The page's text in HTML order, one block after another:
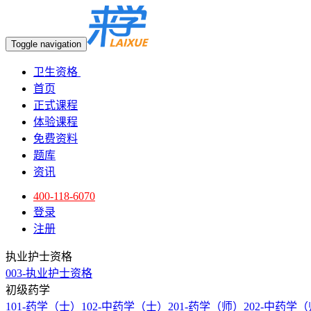
Toggle navigation
卫生资格
首页
正式课程
体验课程
免费资料
题库
资讯
400-118-6070
登录
注册
执业护士资格
003-执业护士资格
初级药学
101-药学（士） 102-中药学（士） 201-药学（师） 202-中药学